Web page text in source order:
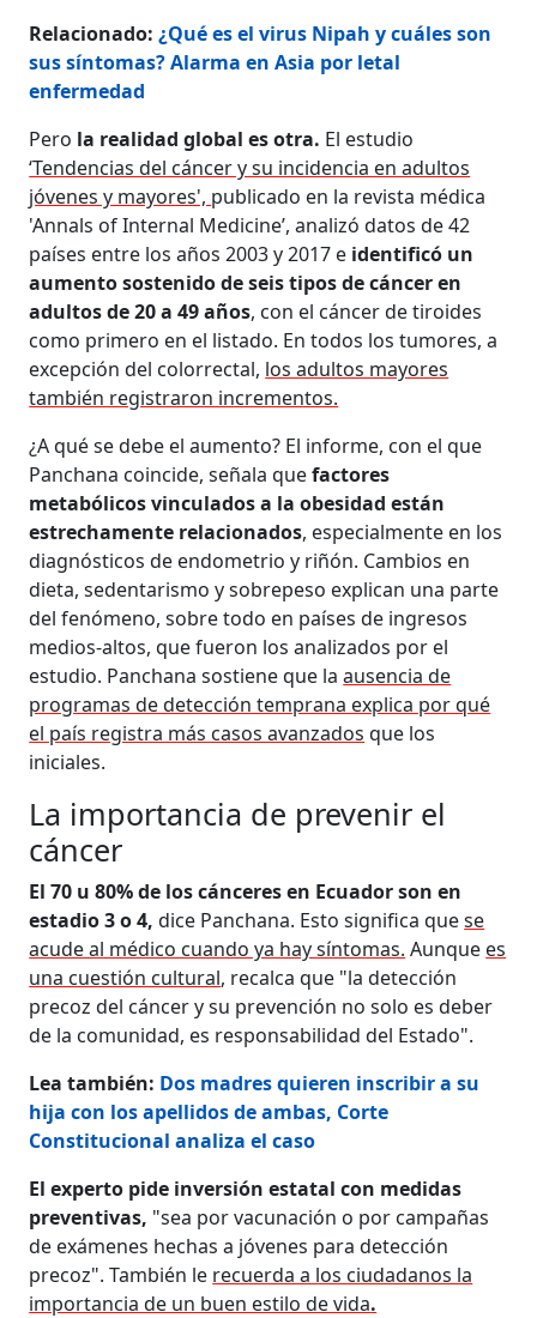
Relacionado: ¿Qué es el virus Nipah y cuáles son
sus síntomas? Alarma en Asia por letal
enfermedad
Pero la realidad global es otra. El estudio
‘Tendencias del cáncer y su incidencia en adultos
jóvenes y mayores', publicado en la revista médica
'Annals of Internal Medicine’, analizó datos de 42
países entre los años 2003 y 2017 e identificó un
aumento sostenido de seis tipos de cáncer en
adultos de 20 a 49 años, con el cáncer de tiroides
como primero en el listado. En todos los tumores, a
excepción del colorrectal, los adultos mayores
también registraron incrementos.
¿A qué se debe el aumento? El informe, con el que
Panchana coincide, señala quefactores
metabólicos vinculados a la obesidad están
estrechamente relacionados, especialmente en los
diagnósticos de endometrio y riñón. Cambios en
dieta, sedentarismo y sobrepeso explican una parte
del fenómeno, sobre todo en países de ingresos
medios-altos, que fueron los analizados por el
estudio. Panchana sostiene que laausencia de
programas de detección temprana explica por qué
el país registra más casos avanzados que los
iniciales.
La importancia de prevenir el
cáncer
El 70 u 80% de los cánceres en Ecuador son en
estadio 3 o 4, dice Panchana. Esto significa quese
acude al médico cuando ya hay síntomas. Aunque es
una cuestión cultural, recalca que "la detección
precoz del cáncer y su prevención no solo es deber
de la comunidad, es responsabilidad del Estado".
Lea también: Dos madres quieren inscribir a su
hija con los apellidos de ambas, Corte
Constitucional analiza el caso
El experto pide inversión estatal con medidas
preventivas, "sea por vacunación o por campañas
de exámenes hechas a jóvenes para detección
precoz". También le recuerda a los ciudadanos la
importancia de un buen estilo de vida.